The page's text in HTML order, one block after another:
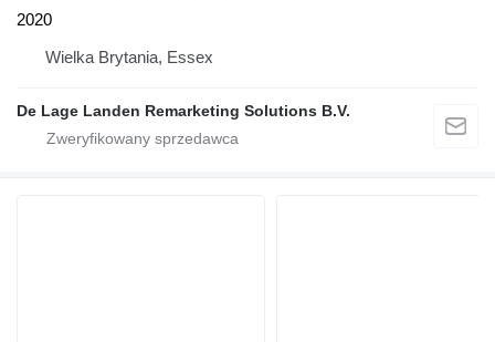
2020
Wielka Brytania, Essex
De Lage Landen Remarketing Solutions B.V.